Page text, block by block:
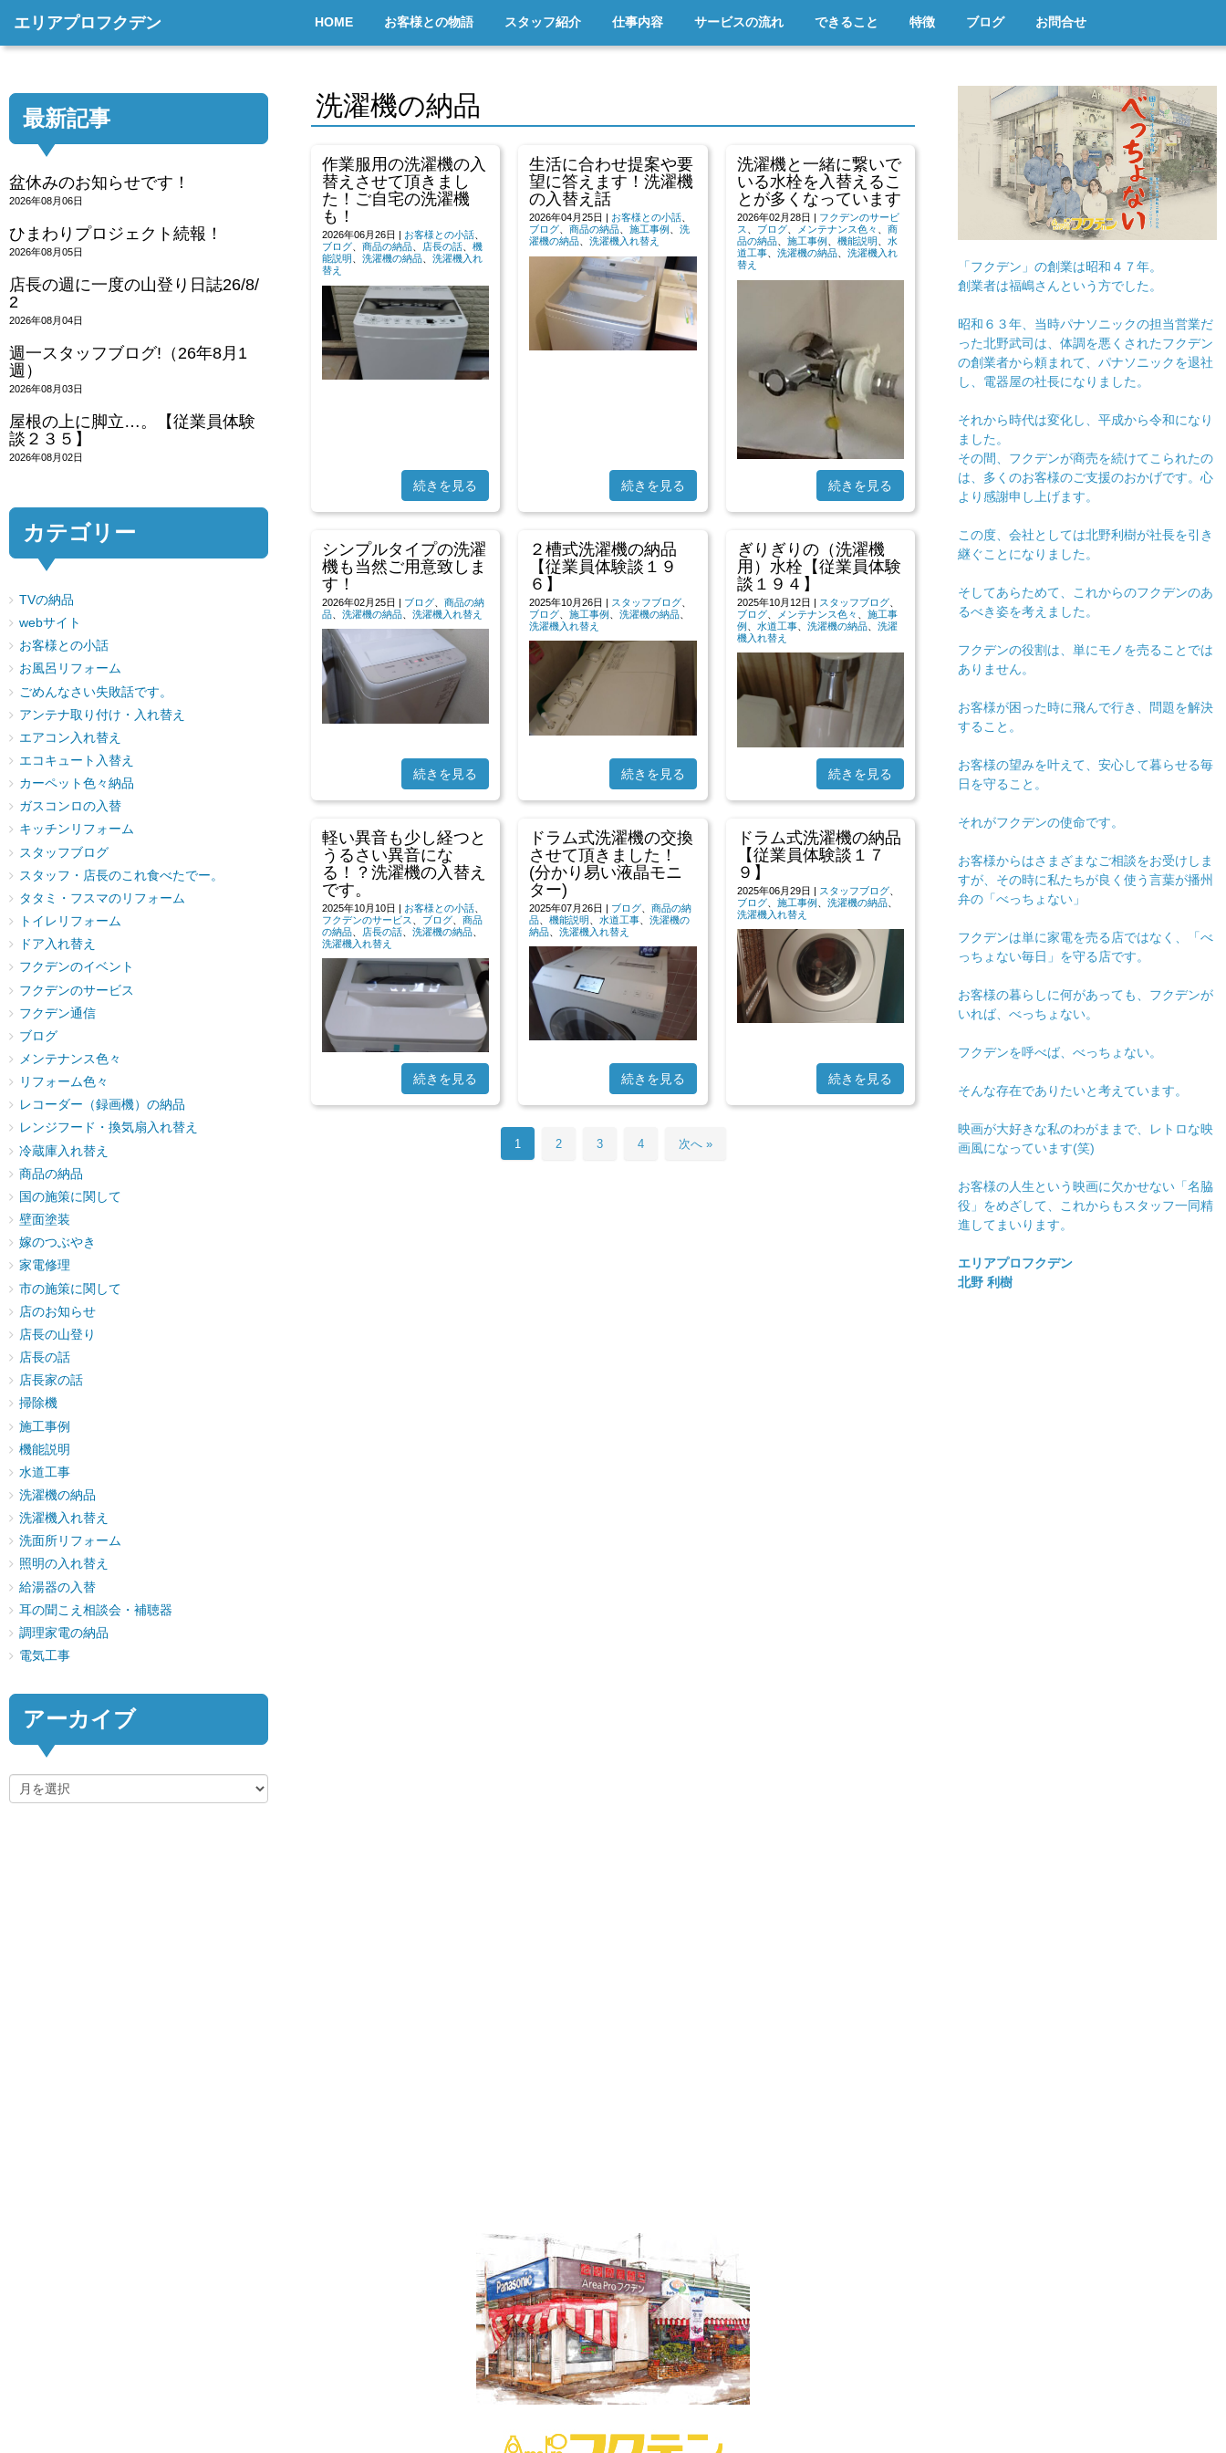
エリアプロフクデン HOME お客様との物語 スタッフ紹介 仕事内容 サービスの流れ できること 特徴 ブログ お問合せ
洗濯機の納品
作業服用の洗濯機の入
替えさせて頂きまし
た！ご自宅の洗濯機
も！
2026年06月26日 | お客様との小話
ブログ
商品の納品 店長の話
機
能説明
洗濯機の納品
洗濯機入れ
替え
続きを見る
生活に合わせ提案や要
望に答えます！洗濯機
の入替え話
2026年04月25日 | お客様との小話
ブログ 、商品の納品 、施工事例 、洗
濯機の納品 、洗濯機入れ替え
続きを見る
洗濯機と一緒に繋いで
いる水栓を入替えるこ
とが多くなっています
2026年02月28日 | フクデンのサービ
ス
ブログ、 メンテナンス色々
商
品の納品、 施工事例 機能説明
水
道工事、 洗濯機の納品、 洗濯機入れ
替え
続きを見る
シンプルタイプの洗濯
機も当然ご用意致しま
す！
2026年02月25日 | ブログ
商品の納
品
洗濯機の納品 洗濯機入れ替え
続きを見る
２槽式洗濯機の納品
【従業員体験談１９
６】
2025年10月26日 | スタッフブログ
ブログ 、施工事例 、洗濯機の納品
洗濯機入れ替え
続きを見る
ぎりぎりの（洗濯機
用）水栓【従業員体験
談１９４】
2025年10月12日 | スタッフブログ、
ブログ、 メンテナンス色々
施工事
例
水道工事、 洗濯機の納品、 洗濯
機入れ替え
続きを見る
軽い異音も少し経つと
うるさい異音にな
る！？洗濯機の入替え
です。
2025年10月10日 | お客様との小話
フクデンのサービス
ブログ
商品
の納品
店長の話 洗濯機の納品
洗濯機入れ替え
続きを見る
ドラム式洗濯機の交換
させて頂きました！
(分かり易い液晶モニ
ター)
2025年07月26日 | ブログ 、商品の納
品 、機能説明 、水道工事 、洗濯機の
納品 、洗濯機入れ替え
続きを見る
ドラム式洗濯機の納品
【従業員体験談１７
９】
2025年06月29日 | スタッフブログ、
ブログ、 施工事例 洗濯機の納品、
洗濯機入れ替え
続きを見る
1 2 3 4 次へ »
最新記事
盆休みのお知らせです！
2026年08月06日
ひまわりプロジェクト続報！
2026年08月05日
店長の週に一度の山登り日誌26/8/
2
2026年08月04日
週一スタッフブログ!（26年8月1
週）
2026年08月03日
屋根の上に脚立…。【従業員体験
談２３５】
2026年08月02日
カテゴリー
TVの納品
webサイト
お客様との小話
お風呂リフォーム
ごめんなさい失敗話です。
アンテナ取り付け・入れ替え
エアコン入れ替え
エコキュート入替え
カーペット色々納品
ガスコンロの入替
キッチンリフォーム
スタッフブログ
スタッフ・店長のこれ食べたでー。
タタミ・フスマのリフォーム
トイレリフォーム
ドア入れ替え
フクデンのイベント
フクデンのサービス
フクデン通信
ブログ
メンテナンス色々
リフォーム色々
レコーダー（録画機）の納品
レンジフード・換気扇入れ替え
冷蔵庫入れ替え
商品の納品
国の施策に関して
壁面塗装
嫁のつぶやき
家電修理
市の施策に関して
店のお知らせ
店長の山登り
店長の話
店長家の話
掃除機
施工事例
機能説明
水道工事
洗濯機の納品
洗濯機入れ替え
洗面所リフォーム
照明の入れ替え
給湯器の入替
耳の聞こえ相談会・補聴器
調理家電の納品
電気工事
アーカイブ
「フクデン」の創業は昭和４７年。
創業者は福嶋さんという方でした。
昭和６３年、当時パナソニックの担当営業だ
った北野武司は、体調を悪くされたフクデン
の創業者から頼まれて、パナソニックを退社
し、電器屋の社長になりました。
それから時代は変化し、平成から令和になり
ました。
その間、フクデンが商売を続けてこられたの
は、多くのお客様のご支援のおかげです。心
より感謝申し上げます。
この度、会社としては北野利樹が社長を引き
継ぐことになりました。
そしてあらためて、これからのフクデンのあ
るべき姿を考えました。
フクデンの役割は、単にモノを売ることでは
ありません。
お客様が困った時に飛んで行き、問題を解決
すること。
お客様の望みを叶えて、安心して暮らせる毎
日を守ること。
それがフクデンの使命です。
お客様からはさまざまなご相談をお受けしま
すが、その時に私たちが良く使う言葉が播州
弁の「べっちょない」
フクデンは単に家電を売る店ではなく、「べ
っちょない毎日」を守る店です。
お客様の暮らしに何があっても、フクデンが
いれば、べっちょない。
フクデンを呼べば、べっちょない。
そんな存在でありたいと考えています。
映画が大好きな私のわがままで、レトロな映
画風になっています(笑)
お客様の人生という映画に欠かせない「名脇
役」をめざして、これからもスタッフ一同精
進してまいります。
エリアプロフクデン
北野 利樹